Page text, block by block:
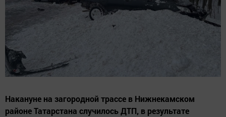
Накануне на загородной трассе в Нижнекамском
районе Татарстана случилось ДТП, в результате